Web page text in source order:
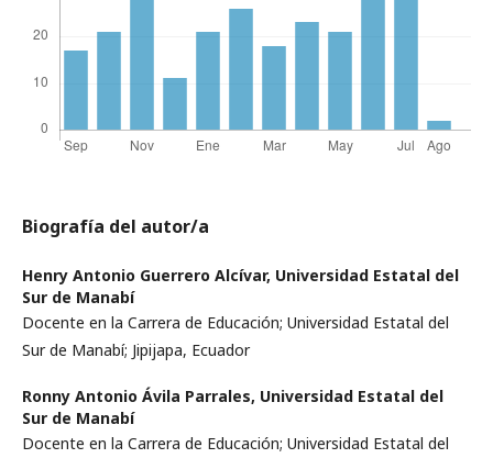
Biografía del autor/a
Henry Antonio Guerrero Alcívar, Universidad Estatal del
Sur de Manabí
Docente en la Carrera de Educación; Universidad Estatal del
Sur de Manabí; Jipijapa, Ecuador
Ronny Antonio Ávila Parrales, Universidad Estatal del
Sur de Manabí
Docente en la Carrera de Educación; Universidad Estatal del